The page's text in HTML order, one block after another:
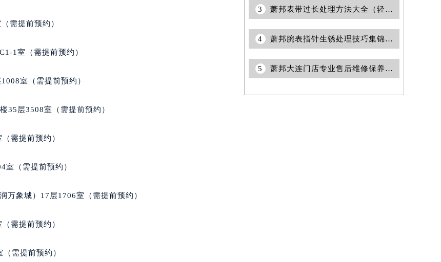
心（需提前预约）
心（需提前预约）
务中心（需提前预约）
心（需提前预约）
（需提前预约）
（需提前预约）
（需提前预约）
心（需提前预约）
心（需提前预约）
需提前预约）
1室（需提前预约）
室（需提前预约）
35层3508室（需提前预约）
需提前预约）
室（需提前预约）
万象城）17层1706室（需提前预约）
需提前预约）
需提前预约）
3 萧邦表带过长处理方法大全（轻松打造完美佩戴体验）
4 萧邦腕表指针生锈处理技巧集锦（保养与修复的实用指南）
5 萧邦大连门店专业售后维修保养中心权威公示（2026年7月最新）